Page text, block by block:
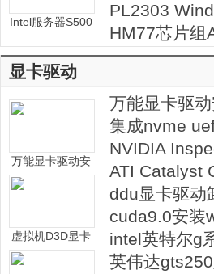
制器驱动
Intel服务器S500
PL2303
HM77芯片组
显卡驱动
万能显卡驱动安
装包
虚拟机D3D显卡
驱动(vmware sv
万能显卡驱
集成nvme
NVIDIA
件)
ATI Catalyst
ddu显卡驱动
Uninstaller)
cuda9.0安装
intel英特尔g
英伟达